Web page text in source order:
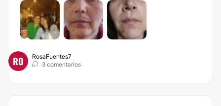
RO
RosaFuentes7
3 comentarios